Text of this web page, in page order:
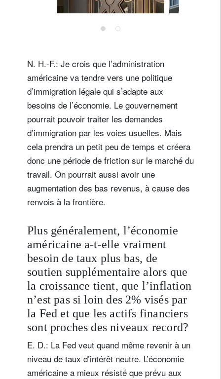
N. H.-F.: Je crois que l’administration
américaine va tendre vers une politique
d’immigration légale qui s’adapte aux
besoins de l’économie. Le gouvernement
pourrait pouvoir traiter les demandes
d’immigration par les voies usuelles. Mais
cela prendra un petit peu de temps et créera
donc une période de friction sur le marché du
travail. On pourrait aussi avoir une
augmentation des bas revenus, à cause des
renvois à la frontière.
Plus généralement, l’économie
américaine a-t-elle vraiment
besoin de taux plus bas, de
soutien supplémentaire alors que
la croissance tient, que l’inflation
n’est pas si loin des 2% visés par
la Fed et que les actifs financiers
sont proches des niveaux record?
E. D.: La Fed veut quand même revenir à un
niveau de taux d’intérêt neutre. L’économie
américaine a mieux résisté que prévu aux